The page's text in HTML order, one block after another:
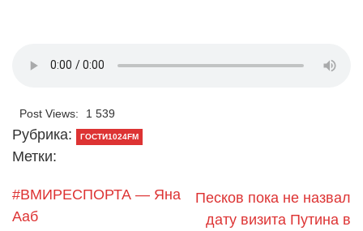
Post Views: 1 539
Рубрика: ГОСТИ1024FM
Метки:
#ВМИРЕСПОРТА — Яна
Ааб
Песков пока не назвал
дату визита Путина в